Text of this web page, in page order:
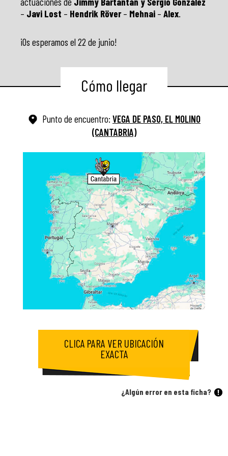
– Javi Lost – Hendrik Röver​ – Mehnai – Alex.
¡Os esperamos el 22 de junio!
Cómo llegar
Punto de encuentro: VEGA DE PASO, EL MOLINO
(CANTABRIA)
CLICA PARA VER UBICACIÓN
EXACTA
¿Algún error en esta ficha?